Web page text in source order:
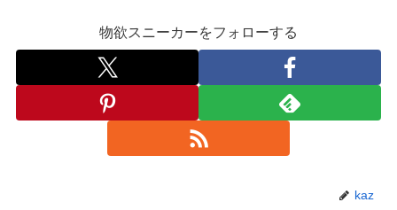
物欲スニーカーをフォローする
kaz